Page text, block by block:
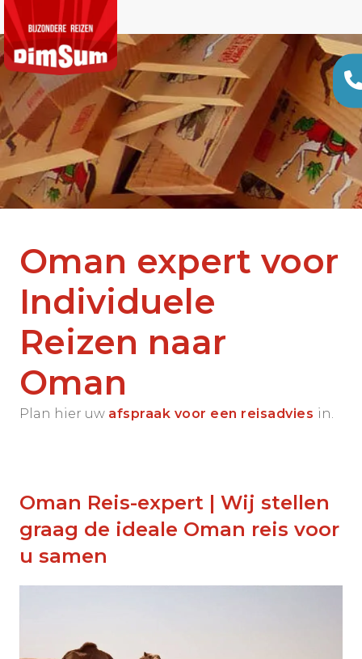
Oman expert voor
Individuele
Reizen naar
Oman
Plan hier uw afspraak voor een reisadvies in.
Oman Reis-expert | Wij stellen
graag de ideale Oman reis voor
u samen